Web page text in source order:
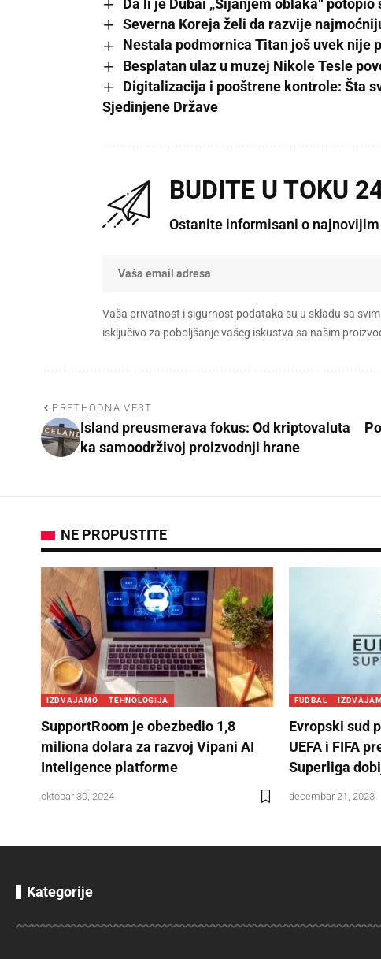
Da li je Dubai „Sijanjem oblaka“ potopio
Severna Koreja želi da razvije
Nestala podmornica Titan još uvek nije
Besplatan ulaz u muzej Nikole Tesle
Digitalizacija i pooštrene kontrole: Šta
Sjedinjene Države
BUDITE U TOKU
Ostanite informisani o
Vaša privatnost i sigurnost podataka su u skladu sa
isključivo za poboljšanje vašeg iskustva sa našim
PRETHODNA VEST
Island preusmerava fokus: Od kriptovaluta
ka samoodrživoj proizvodnji hrane
NE PROPUSTITE
IZDVAJAMO TEHNOLOGIJA
SupportRoom je obezbedio 1,8
miliona dolara za razvoj Vipani AI
Inteligence platforme
oktobar 30, 2024
FUDBAL
Evropski sud
UEFA i FIFA
Superliga
decembar 21, 2023
Kategorije